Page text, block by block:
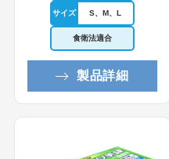
サイズ S、M、L
食衛法適合
製品詳細